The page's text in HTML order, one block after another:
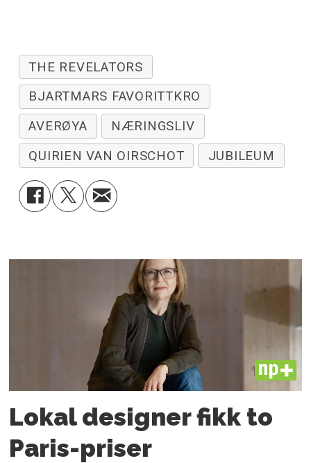
THE REVELATORS
BJARTMARS FAVORITTKRO
AVERØYA
NÆRINGSLIV
QUIRIEN VAN OIRSCHOT
JUBILEUM
PLUS
Lokal designer fikk to
Paris-priser